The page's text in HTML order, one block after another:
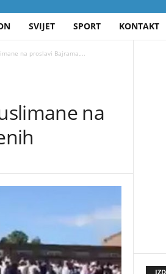
SVIJET SPORT KONTAKT
na proslavi Bajrama,...
na